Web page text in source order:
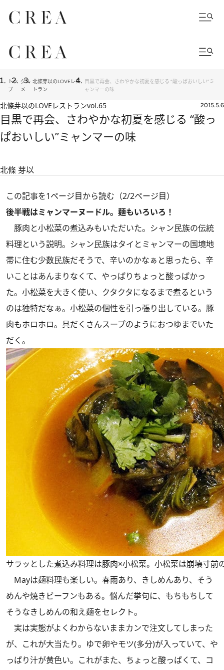
トッ
プ
グル
メ
北條芽以のLOVEレス
トラン
目黒で再会、さわやかな初夏を感じる “酸っぱおいしい”ミ
ャンマーの味
北條芽以のLOVEレストランvol.65 2015.5.6
目黒で再会、さわやかな初夏を感じる “酸っ
ぱおいしい”ミャンマーの味
北條 芽以
この記事を1ページ目から読む（2/2ページ目）
後半戦はミャンマーヌードル。麺もいろいろ！
豚肉と小松菜の煮込みもいただいた。シャン民族の伝統
料理という説明。シャン民族はタイとミャンマーの国境地
帯に住む少数民族だそうで、辛いのかなぁと思ったら、辛
いことはあんまりなくて、やっぱりちょっと酸っぱかっ
た。小松菜を大きく使い、クタクタになるまで煮るという
のは独特だなぁ。小松菜の個性を引っ張り出している。豚
肉もホロホロ。具だくさんスープのようにおつゆまでいた
だく。
サラッとした煮込み料理は豚肉×小松菜。小松菜は崩壊寸前
Mayは麺料理も楽しい。春雨あり、きしめんあり、そう
めんや焼きビーフンもある。悩んだ挙句に、もちもちして
そうなきしめんの和え麺をセレクト。
実は実態がよくわからないままカンで注文してしまった
が、これが大当たり。ゆで卵やモツ(多分)が入っていて、や
っぱり汁が黄色い。これがまた、ちょっと酸っぱくて、コ